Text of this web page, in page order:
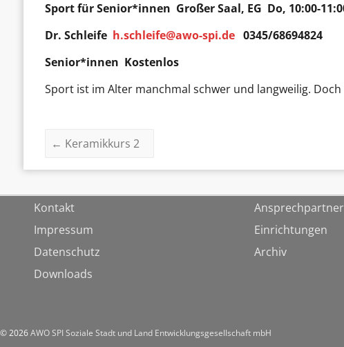
Sport für Senior*innen Großer Saal, EG Do, 10:00-
Dr. Schleife h.schleife@awo-spi.de 0345/68694824
Senior*innen Kostenlos
Sport ist im Alter manchmal schwer und langweilig.
← Keramikkurs 2
Kontakt
Impressum
Datenschutz
Downloads
Einrichtungen
Archiv
© 2026AWO SPI Soziale Stadt und Land Entwicklungsgesellschaft mbH